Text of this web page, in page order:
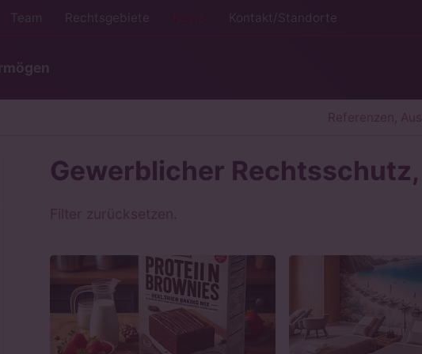
Team Rechtsgebiete News Kontakt/Standorte
Referenzen,
Gewerblicher
Filter zurücksetzen.